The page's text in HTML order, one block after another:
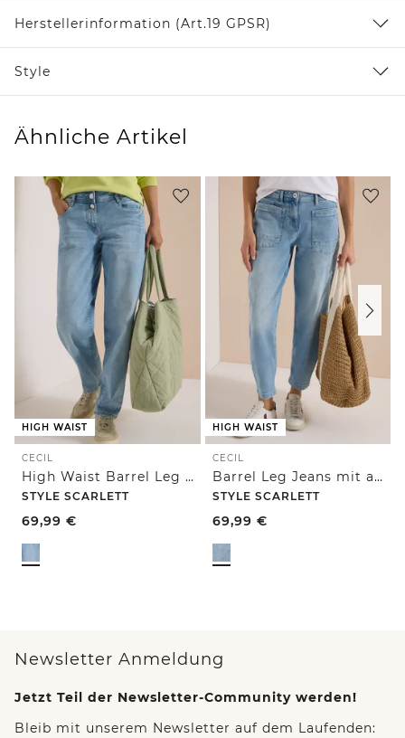
Herstellerinformation (Art.19 GPSR)
Style
Ähnliche Artikel
HIGH WAIST
CECIL
High Waist Barrel Leg Jeans im Loose Fit
STYLE SCARLETT
69,99 €
HIGH WAIST
CECIL
Barrel Leg Jeans mit aufgesetzten Taschen
STYLE SCARLETT
69,99 €
Newsletter Anmeldung
Jetzt Teil der Newsletter-Community werden!
Bleib mit unserem Newsletter auf dem Laufenden: